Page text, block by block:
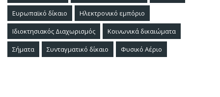
Ευρωπαϊκό δίκαιο Ηλεκτρονικό εμπόριο
Ιδιοκτησιακός Διαχωρισμός Κοινωνικά δικαιώματα
Σήματα Συνταγματικό δίκαιο Φυσικό Αέριο